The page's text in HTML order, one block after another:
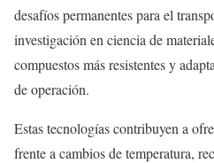
desafíos permanentes para el
investigación en ciencia de
compuestos más resistentes y
de operación.
Estas tecnologías contribuyen a
frente a cambios de temperatura,